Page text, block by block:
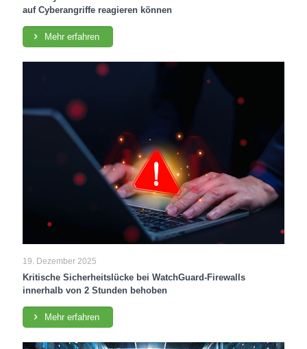
auf Cyberangriffe reagieren können
Mehr erfahren
19. Dezember 2025
Kritische Sicherheitslücke bei WatchGuard-Firewalls
innerhalb von 2 Stunden behoben
Mehr erfahren